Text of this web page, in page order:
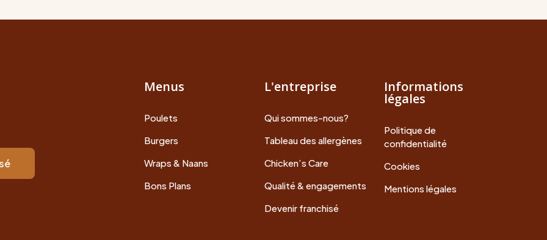
Menus
Poulets
Burgers
Wraps & Naans
Bons Plans
L'entreprise
Qui sommes-nous?
Tableau des allergènes
Chicken’s Care
Qualité & engagements
Devenir franchisé
Informations
légales
Politique de
confidentialité
Cookies
Mentions légales